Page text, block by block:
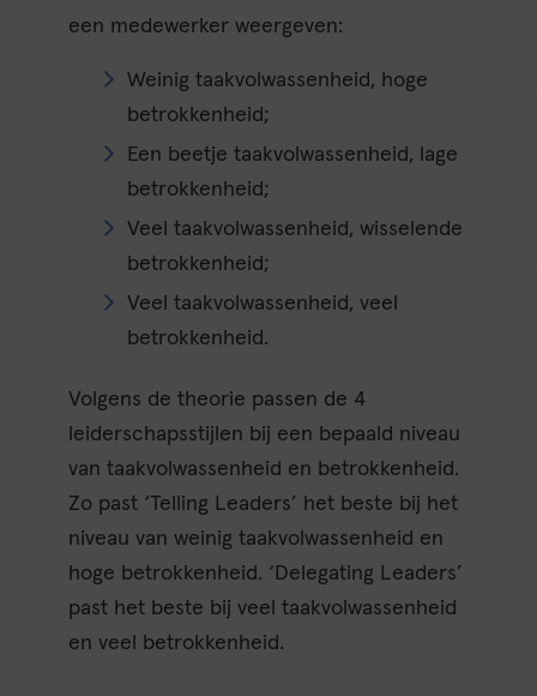
een medewerker weergeven:
Weinig taakvolwassenheid, hoge
betrokkenheid;
Een beetje taakvolwassenheid, lage
betrokkenheid;
Veel taakvolwassenheid, wisselende
betrokkenheid;
Veel taakvolwassenheid, veel
betrokkenheid.
Volgens de theorie passen de 4
leiderschapsstijlen bij een bepaald niveau
van taakvolwassenheid en betrokkenheid.
Zo past ‘Telling Leaders’ het beste bij het
niveau van weinig taakvolwassenheid en
hoge betrokkenheid. ‘Delegating Leaders’
past het beste bij veel taakvolwassenheid
en veel betrokkenheid.